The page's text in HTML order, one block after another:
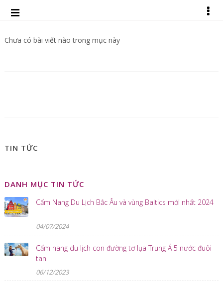
Chưa có bài viết nào trong mục này
TIN TỨC
DANH MỤC TIN TỨC
Cẩm Nang Du Lịch Bắc Âu và vùng Baltics mới nhất 2024
04/07/2024
Cẩm nang du lịch con đường tơ lụa Trung Á 5 nước đuôi
tan
06/12/2023